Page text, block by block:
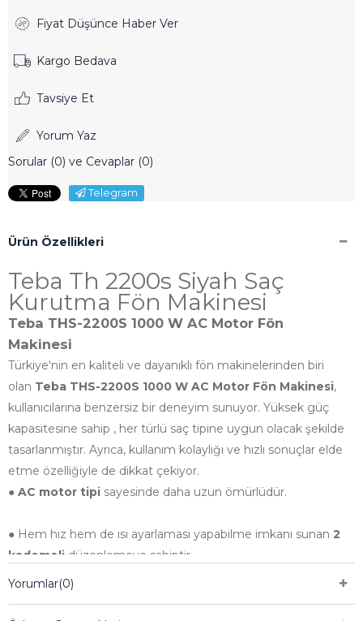
Fiyat Düşünce Haber Ver
Kargo Bedava
Tavsiye Et
Yorum Yaz
Sorular (0) ve Cevaplar (0)
Telegram
Ürün Özellikleri
Teba Th 2200s Siyah Saç
Kurutma Fön Makinesi
Teba THS-2200S 1000 W AC Motor Fön
Makinesi
Türkiye'nin en kaliteli ve dayanıklı fön makinelerinden biri
olan Teba THS-2200S 1000 W AC Motor Fön Makinesi,
kullanıcılarına benzersiz bir deneyim sunuyor. Yüksek güç
kapasitesine sahip , her türlü saç tipine uygun olacak şekilde
tasarlanmıştır. Ayrıca, kullanım kolaylığı ve hızlı sonuçlar elde
etme özelliğiyle de dikkat çekiyor.
● AC motor tipi sayesinde daha uzun ömürlüdür.
● Hem hız hem de ısı ayarlaması yapabilme imkanı sunan 2
kademeli düzenlemeye sahiptir.
Yorumlar(0)